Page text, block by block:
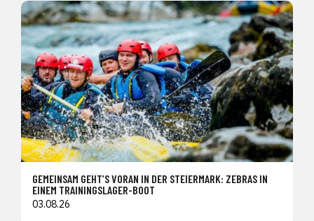
GEMEINSAM GEHT’S VORAN IN DER STEIERMARK: ZEBRAS IN
EINEM TRAININGSLAGER-BOOT
03.08.26